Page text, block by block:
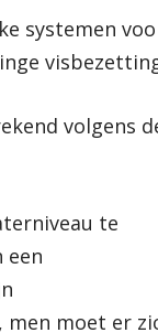
systemen
volgens
te
een
men moet er